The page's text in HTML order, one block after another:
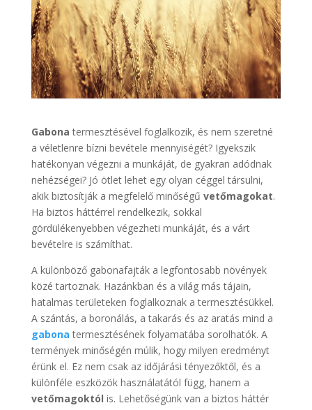
Gabona termesztésével foglalkozik, és nem szeretné
a véletlenre bízni bevétele mennyiségét? Igyekszik
hatékonyan végezni a munkáját, de gyakran adódnak
nehézségei? Jó ötlet lehet egy olyan céggel társulni,
akik biztosítják a megfelelő minőségű vetőmagokat.
Ha biztos háttérrel rendelkezik, sokkal
gördülékenyebben végezheti munkáját, és a várt
bevételre is számíthat.
A különböző gabonafajták a legfontosabb növények
közé tartoznak. Hazánkban és a világ más tájain,
hatalmas területeken foglalkoznak a termesztésükkel.
A szántás, a boronálás, a takarás és az aratás mind a
gabona termesztésének folyamatába sorolhatók. A
termények minőségén múlik, hogy milyen eredményt
érünk el. Ez nem csak az időjárási tényezőktől, és a
különféle eszközök használatától függ, hanem a
vetőmagoktól is. Lehetőségünk van a biztos háttér